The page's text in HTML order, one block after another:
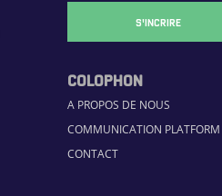
S'INCRIRE
COLOPHON
A PROPOS DE NOUS
COMMUNICATION PLATFORM
CONTACT